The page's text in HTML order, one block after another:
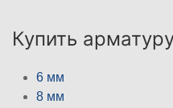
Купить
6 мм
8 мм